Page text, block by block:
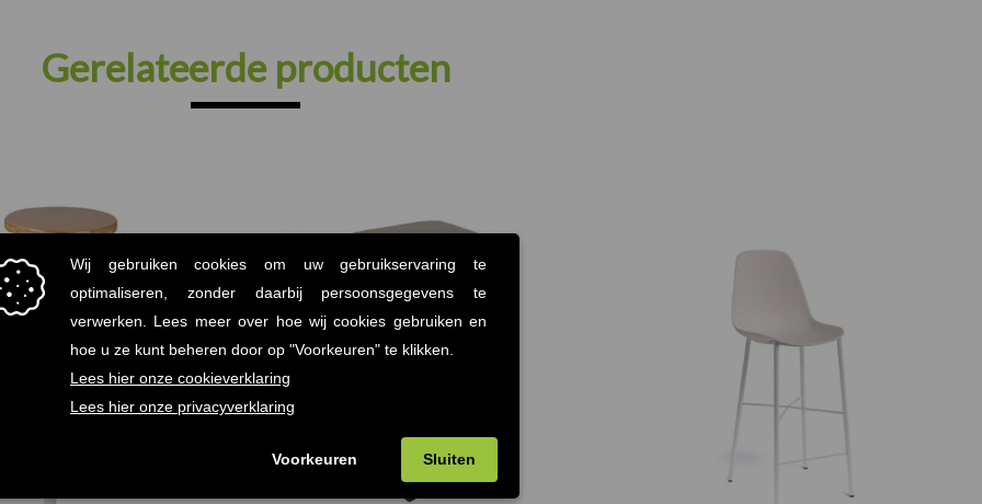
Gerelateerde producten